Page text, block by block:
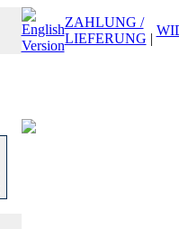
ZAHLUNG /
LIEFERUNG |